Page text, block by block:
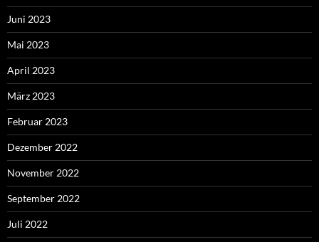
Juni 2023
Mai 2023
April 2023
März 2023
Februar 2023
Dezember 2022
November 2022
September 2022
Juli 2022